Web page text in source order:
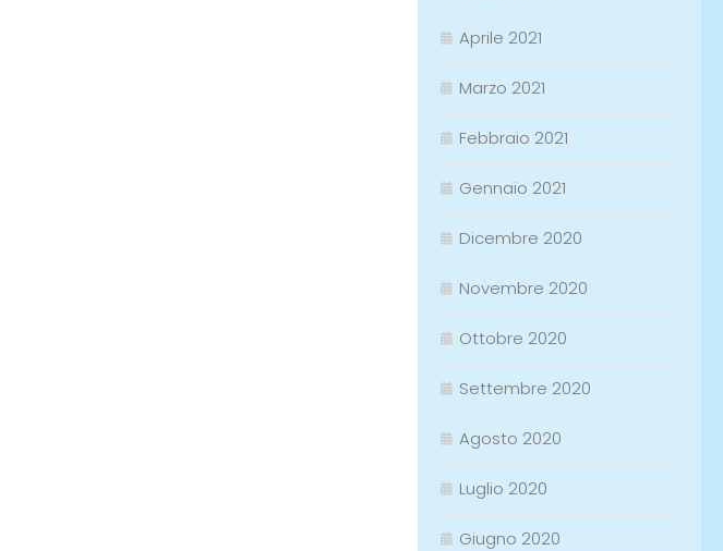
Aprile 2021
Marzo 2021
Febbraio 2021
Gennaio 2021
Dicembre 2020
Novembre 2020
Ottobre 2020
Settembre 2020
Agosto 2020
Luglio 2020
Giugno 2020